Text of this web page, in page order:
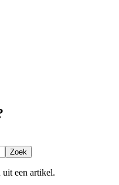
Zoek
een artikel.